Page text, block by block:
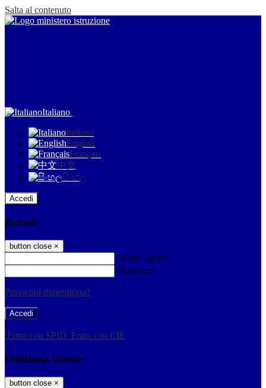
Salta al contenuto
Italiano
Italiano
English
Français
中文
සිංහල
Accedi
Accedi
button close ×
Nome Utente
Password
Password dimenticata?
-
Entra con SPID Entra con CIE
Seleziona utente
button close ×